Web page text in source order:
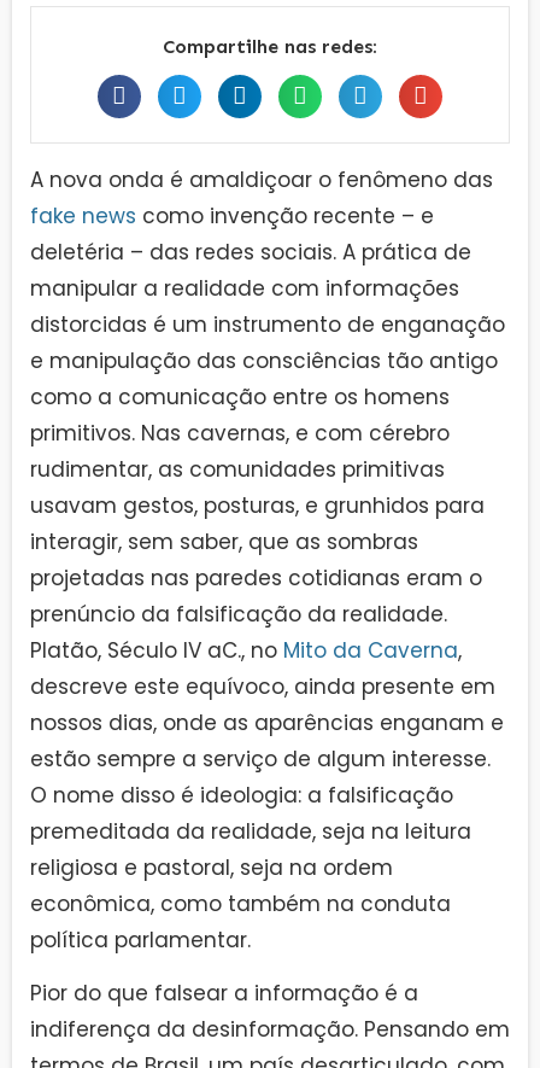
Compartilhe nas redes:
A nova onda é amaldiçoar o fenômeno das
fake news como invenção recente – e
deletéria – das redes sociais. A prática de
manipular a realidade com informações
distorcidas é um instrumento de enganação
e manipulação das consciências tão antigo
como a comunicação entre os homens
primitivos. Nas cavernas, e com cérebro
rudimentar, as comunidades primitivas
usavam gestos, posturas, e grunhidos para
interagir, sem saber, que as sombras
projetadas nas paredes cotidianas eram o
prenúncio da falsificação da realidade.
Platão, Século IV aC., no Mito da Caverna,
descreve este equívoco, ainda presente em
nossos dias, onde as aparências enganam e
estão sempre a serviço de algum interesse.
O nome disso é ideologia: a falsificação
premeditada da realidade, seja na leitura
religiosa e pastoral, seja na ordem
econômica, como também na conduta
política parlamentar.
Pior do que falsear a informação é a
indiferença da desinformação. Pensando em